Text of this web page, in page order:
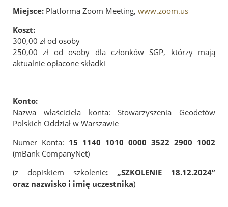
Galeria
Instytucje geodezyjne
E-Podpis & E-Pieczęć od EuroCert
Kontakt
Miejsce: Platforma Zoom Meeting, www.zoom.us
Koszt:
300,00 zł od osoby
250,00 zł od osoby dla członków SGP, którzy mają
aktualnie opłacone składki
Konto:
Nazwa właściciela konta: Stowarzyszenia Geodetów
Polskich Oddział w Warszawie
Numer Konta: 15 1140 1010 0000 3522 2900 1002
(mBank CompanyNet)
(z dopiskiem szkolenie: „SZKOLENIE 18.12.2024”
oraz nazwisko i imię uczestnika)